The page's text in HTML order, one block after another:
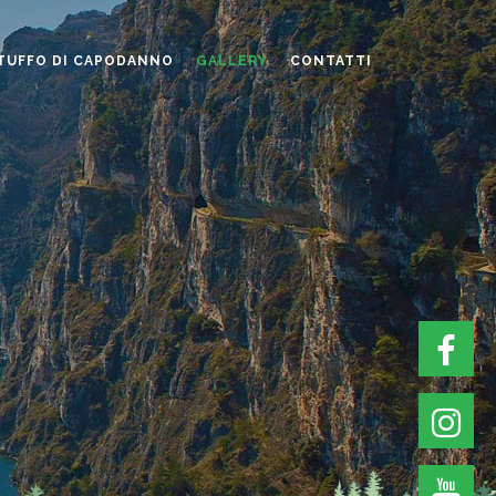
DI CAPODANNO GALLERY CONTATTI